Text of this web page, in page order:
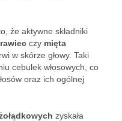
że aktywne składniki
czy mięta
w skórze głowy. Taki
cebulek włosowych, co
oraz ich ogólnej
zyskała